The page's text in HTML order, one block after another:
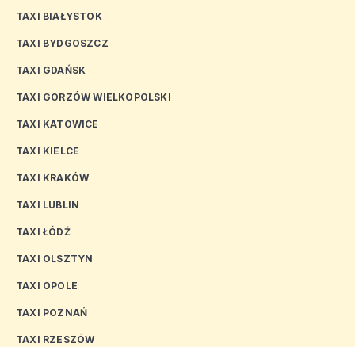
TAXI BIAŁYSTOK
TAXI BYDGOSZCZ
TAXI GDAŃSK
TAXI GORZÓW WIELKOPOLSKI
TAXI KATOWICE
TAXI KIELCE
TAXI KRAKÓW
TAXI LUBLIN
TAXI ŁÓDŹ
TAXI OLSZTYN
TAXI OPOLE
TAXI POZNAŃ
TAXI RZESZÓW